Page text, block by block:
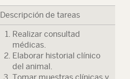
Descripción de tareas
Realizar consultad
médicas.
Elaborar historial clínico
del animal.